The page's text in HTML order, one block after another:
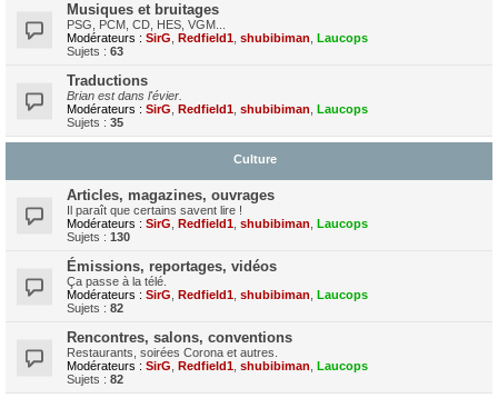
Musiques et bruitages
PSG, PCM, CD, HES, VGM...
Modérateurs : SirG Redfield1 shubibiman Laucops
Sujets : 63
Traductions
Brian est dans l'évier.
Modérateurs : SirG Redfield1 shubibiman Laucops
Sujets : 35
Culture
Articles, magazines, ouvrages
Il paraît que certains savent lire !
Modérateurs : SirG Redfield1 shubibiman Laucops
Sujets : 130
Émissions, reportages, vidéos
Ça passe à la télé.
Modérateurs : SirG Redfield1 shubibiman Laucops
Sujets : 82
Rencontres, salons, conventions
Restaurants, soirées Corona et autres.
Modérateurs : SirG Redfield1 shubibiman Laucops
Sujets : 82